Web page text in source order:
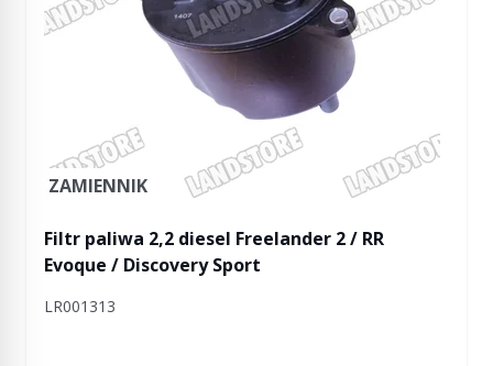
ZAMIENNIK
Filtr paliwa 2,2 diesel Freelander 2 / RR
Evoque / Discovery Sport
LR001313